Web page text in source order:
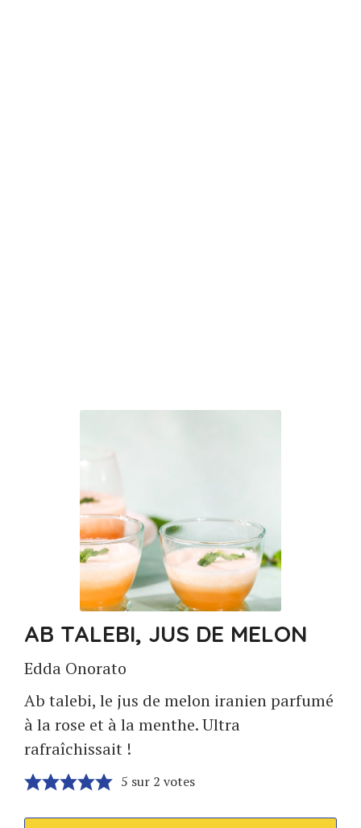
AB TALEBI, JUS DE MELON
Edda Onorato
Ab talebi, le jus de melon iranien parfumé
à la rose et à la menthe. Ultra
rafraîchissait !
5 sur 2 votes